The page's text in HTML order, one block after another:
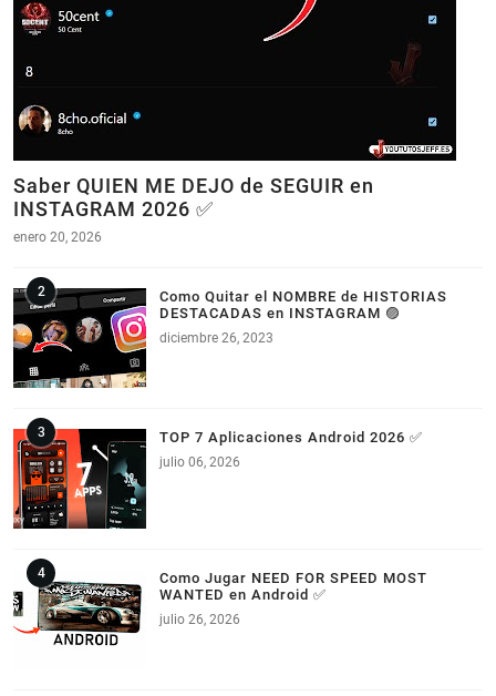
Saber QUIEN ME DEJO de SEGUIR en
INSTAGRAM 2026 ✅
enero 20, 2026
Como Quitar el NOMBRE de HISTORIAS
DESTACADAS en INSTAGRAM 🟣
diciembre 26, 2023
TOP 7 Aplicaciones Android 2026 ✅
julio 06, 2026
Como Jugar NEED FOR SPEED MOST
WANTED en Android ✅
julio 26, 2026